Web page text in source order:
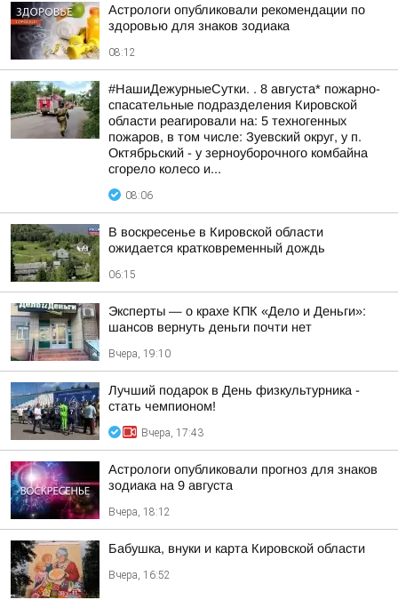
Астрологи опубликовали рекомендации по
здоровью для знаков зодиака
08:12
#НашиДежурныеСутки. . 8 августа* пожарно-
спасательные подразделения Кировской
области реагировали на: 5 техногенных
пожаров, в том числе: Зуевский округ, у п.
Октябрьский - у зерноуборочного комбайна
сгорело колесо и...
08:06
В воскресенье в Кировской области
ожидается кратковременный дождь
06:15
Эксперты — о крахе КПК «Дело и Деньги»:
шансов вернуть деньги почти нет
Вчера, 19:10
Лучший подарок в День физкультурника -
стать чемпионом!
Вчера, 17:43
Астрологи опубликовали прогноз для знаков
зодиака на 9 августа
Вчера, 18:12
Бабушка, внуки и карта Кировской области
Вчера, 16:52